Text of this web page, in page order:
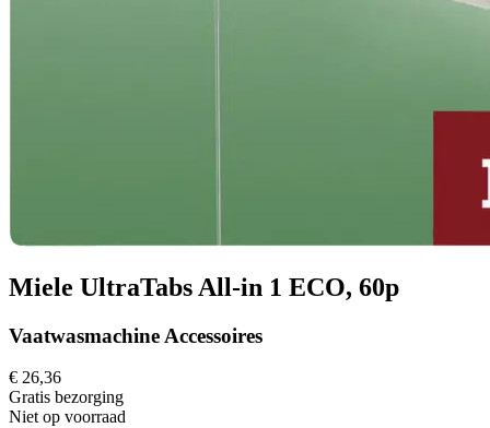
Miele UltraTabs All-in 1 ECO, 60p
Vaatwasmachine Accessoires
€ 26,36
Gratis bezorging
Niet op voorraad